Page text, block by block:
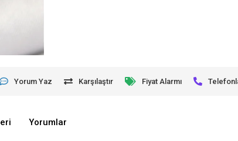
Yorum Yaz Karşılaştır Fiyat Alarmı
Yorumlar